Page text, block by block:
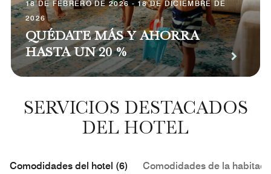
18 DE FEBRERO DE 2026 - 18 DE DICIEMBRE DE
2026
QUÉDATE MÁS Y AHORRA
HASTA UN 20 %
SERVICIOS DESTACADOS
DEL HOTEL
Comodidades del hotel (6) Comodidades de la